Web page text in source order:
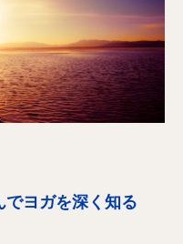
でヨガを深く知る